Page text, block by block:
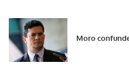
Moro